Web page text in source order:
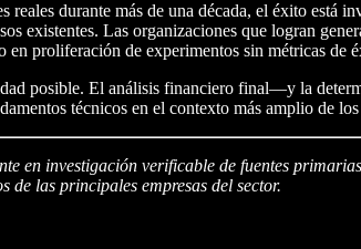
durante más de una década, el éxito
existentes. Las organizaciones que logran
proliferación de experimentos sin métricas de
posible. El análisis financiero final—y la
técnicos en el contexto más amplio de
en investigación verificable de fuentes
de las principales empresas del sector.